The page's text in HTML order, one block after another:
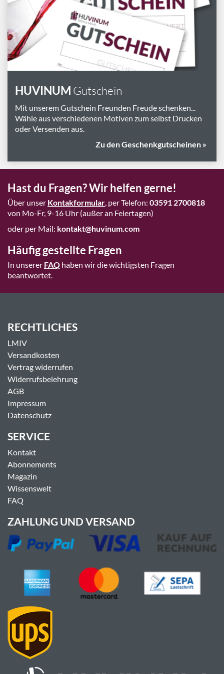
Geschenk-Pakete
Marken
Inspiration
Wissenswelt
Schlagworte
HUVINUM Gutschein
Mit unserem Gutschein Freunden Freude schenken...
Wähle aus verschiedenen Motiven zum selbst Drucken
oder Versenden aus.
Zu den Geschenkgutscheinen »
Hast du Fragen? Wir helfen gerne!
Über unser Kontakformular, per Telefon: 03591 2700818
von Mo-Fr, 9-16 Uhr (außer an Feiertagen)
oder per Mail: kontakt@huvinum.com
Häufig gestellte Fragen
In unserer FAQ haben wir die wichtigsten Fragen
beantwortet.
RECHTLICHES
LMIV
Versandkosten
Vertrag widerrufen
Widerrufsbelehrung
AGB
Impressum
Datenschutz
SERVICE
Kontakt
Abonnements
Magazin
Wissenswelt
FAQ
ZAHLUNG UND VERSAND